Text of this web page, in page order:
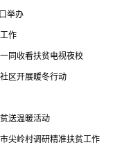
举办
作
同收看扶贫电视夜校
区开展暖冬行动
送温暖活动
尖岭村调研精准扶贫工作